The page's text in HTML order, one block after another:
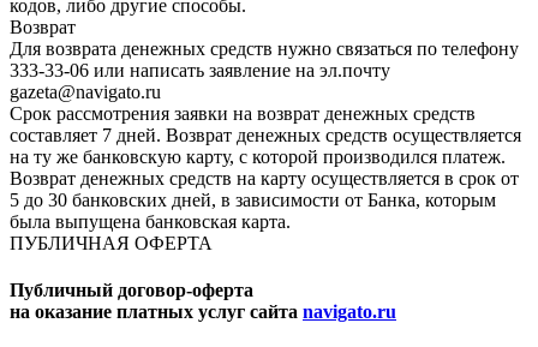
кодов, либо другие способы.
Возврат
Для возврата денежных средств нужно связаться по телефону
333-33-06 или написать заявление на эл.почту
gazeta@navigato.ru
Срок рассмотрения заявки на возврат денежных средств
составляет 7 дней. Возврат денежных средств осуществляется
на ту же банковскую карту, с которой производился платеж.
Возврат денежных средств на карту осуществляется в срок от
5 до 30 банковских дней, в зависимости от Банка, которым
была выпущена банковская карта.
ПУБЛИЧНАЯ ОФЕРТА
Публичный договор-оферта
на оказание платных услуг сайта navigato.ru